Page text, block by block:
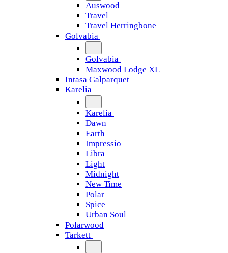
Auswood
Travel
Travel Herringbone
Golvabia
Golvabia
Maxwood Lodge XL
Intasa Galparquet
Karelia
Karelia
Dawn
Earth
Impressio
Libra
Light
Midnight
New Time
Polar
Spice
Urban Soul
Polarwood
Tarkett